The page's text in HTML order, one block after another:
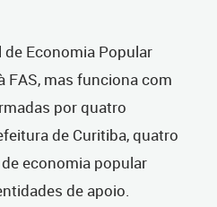
Economia Popular
FAS, mas funciona com
por quatro
de Curitiba, quatro
economia popular
de apoio.